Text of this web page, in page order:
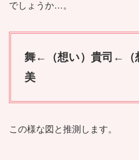
でしょうか…。
舞←（想い）貴司←（
美
この様な図と推測します。